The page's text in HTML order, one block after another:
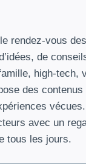
rendez-vous
de
high-tech,
des
avec un
tous les jours.